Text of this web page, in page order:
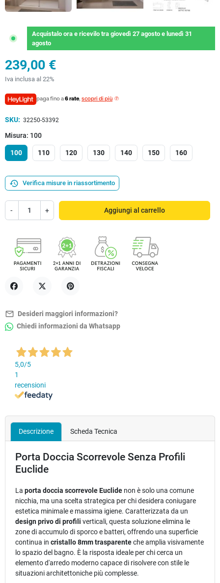
Acquistalo orae ricevilo tra giovedì 27 agostoe lunedì 31
agosto
239,00 €
Iva inclusa al 22%
paga fino a6 rate, scopri di più
SKU: 32250-53392
Misura: 100
100 110 120 130 140 150 160
history Verifica misure in riassortimento
- + Aggiungi al carrello
mail_outline Desideri maggiori informazioni?
Chiedi informazioni da Whatsapp
5,0/5
1
recensioni
Descrizione Scheda Tecnica
Porta Doccia Scorrevole Senza Profili
Euclide
La porta doccia scorrevole Euclide non è solo una comune
nicchia, ma una scelta strategica per chi desidera coniugare
estetica minimale e massima igiene. Caratterizzata da un
design privo di profili verticali, questa soluzione elimina le
zone di accumulo di sporco e batteri, offrendo una superficie
continua in cristallo 8mm trasparenteche amplia visivamente
lo spazio del bagno. È la risposta ideale per chi cerca un
elemento d'arredo moderno capace di risolvere con stile le
situazioni architettoniche più complesse.